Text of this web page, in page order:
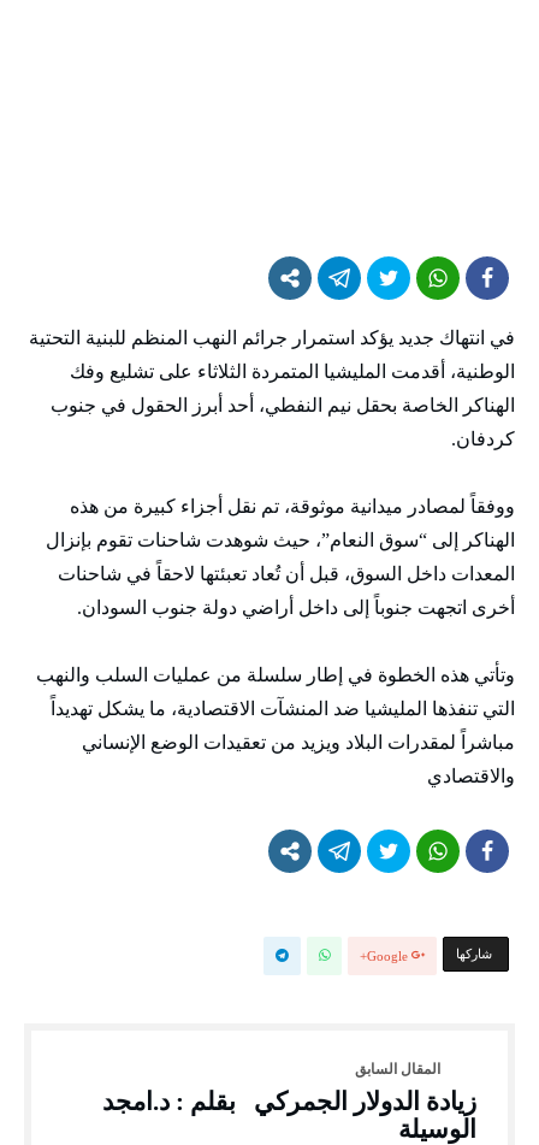
في انتهاك جديد يؤكد استمرار جرائم النهب المنظم للبنية التحتية
الوطنية، أقدمت المليشيا المتمردة الثلاثاء على تشليع وفك
الهناكر الخاصة بحقل نيم النفطي، أحد أبرز الحقول في جنوب
كردفان.
ووفقاً لمصادر ميدانية موثوقة، تم نقل أجزاء كبيرة من هذه
الهناكر إلى “سوق النعام”، حيث شوهدت شاحنات تقوم بإنزال
المعدات داخل السوق، قبل أن تُعاد تعبئتها لاحقاً في شاحنات
أخرى اتجهت جنوباً إلى داخل أراضي دولة جنوب السودان.
وتأتي هذه الخطوة في إطار سلسلة من عمليات السلب والنهب
التي تنفذها المليشيا ضد المنشآت الاقتصادية، ما يشكل تهديداً
مباشراً لمقدرات البلاد ويزيد من تعقيدات الوضع الإنساني
والاقتصادي
‫‫ شاركها‬ Google+
زيادة الدولار الجمركي بقلم : د.امجد
الوسيلة